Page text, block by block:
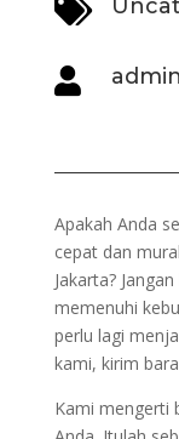

 admin
Apakah Anda
cepat dan
Jakarta?
memenuhi
perlu lagi
kami, kirim
Kami mengerti